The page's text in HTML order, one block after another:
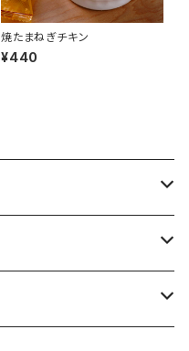
焼たまねぎチキン
¥440